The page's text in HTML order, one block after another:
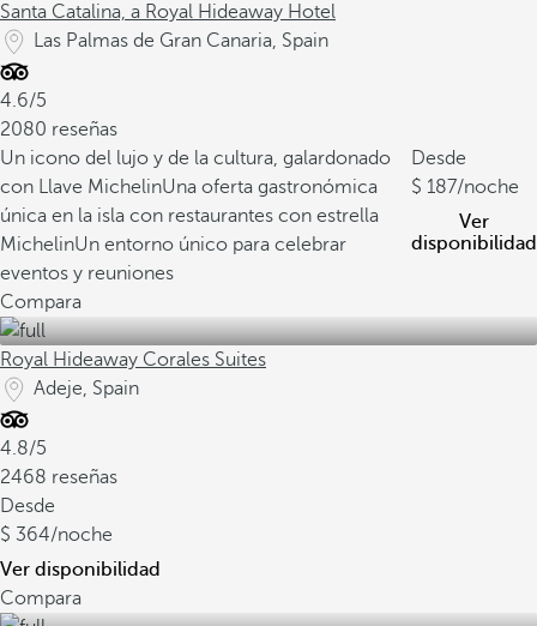
Santa Catalina, a Royal Hideaway Hotel
Las Palmas de Gran Canaria, Spain
4.6/5
2080 reseñas
Un icono del lujo y de la cultura, galardonado
con Llave MichelinUna oferta gastronómica
única en la isla con restaurantes con estrella
MichelinUn entorno único para celebrar
eventos y reuniones
Desde
187/noche
Ver
disponibilidad
Compara
Royal Hideaway Corales Suites
Adeje, Spain
4.8/5
2468 reseñas
Desde
364/noche
Ver disponibilidad
Compara